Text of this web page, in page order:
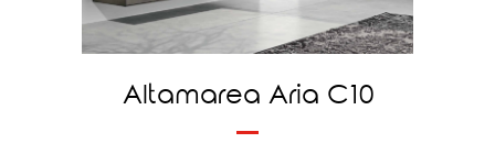
Altamarea Aria C10